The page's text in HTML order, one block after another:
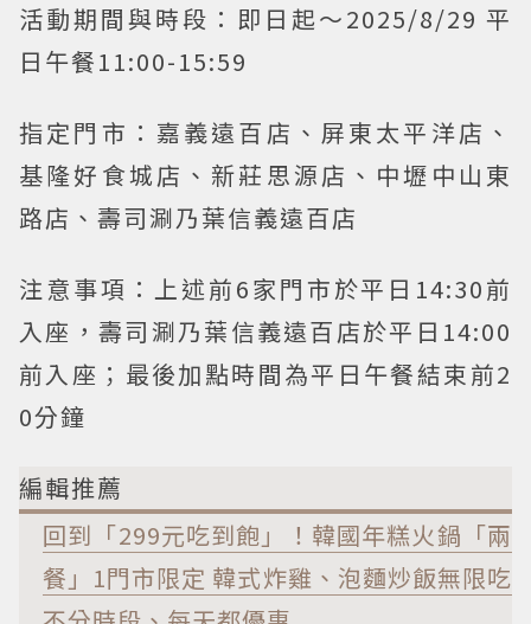
活動期間與時段：即日起～2025/8/29 平
日午餐11:00-15:59
指定門市：嘉義遠百店、屏東太平洋店、
基隆好食城店、新莊思源店、中壢中山東
路店、壽司涮乃葉信義遠百店
注意事項：上述前6家門市於平日14:30前
入座，壽司涮乃葉信義遠百店於平日14:00
前入座；最後加點時間為平日午餐結束前2
0分鐘
編輯推薦
回到「299元吃到飽」！韓國年糕火鍋「兩
餐」1門市限定 韓式炸雞、泡麵炒飯無限吃